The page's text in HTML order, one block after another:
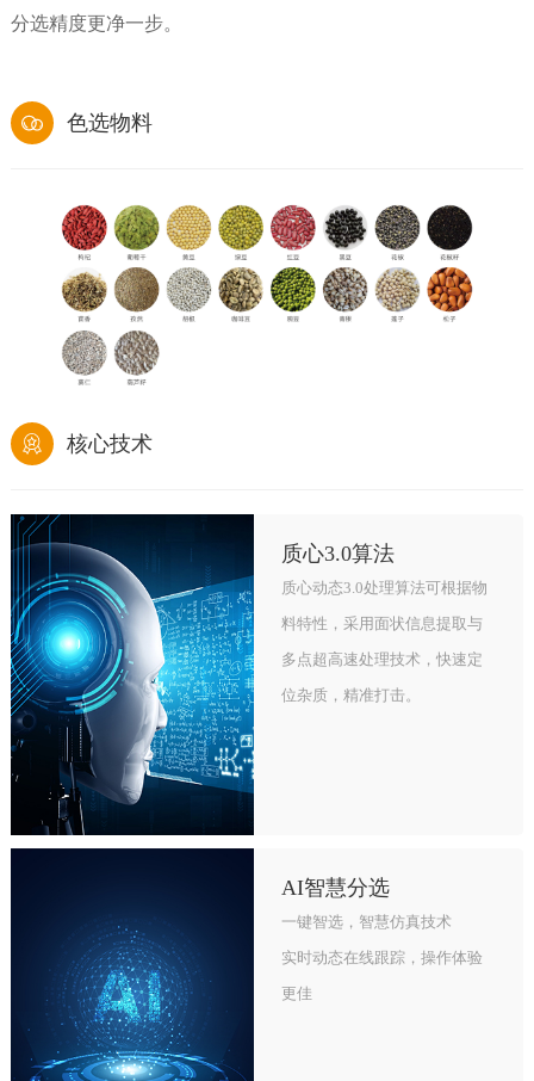
分选精度更净一步。
色选物料
核心技术
质心3.0算法
质心动态3.0处理算法可根据物
料特性，采用面状信息提取与
多点超高速处理技术，快速定
位杂质，精准打击。
AI智慧分选
一键智选，智慧仿真技术
实时动态在线跟踪，操作体验
更佳